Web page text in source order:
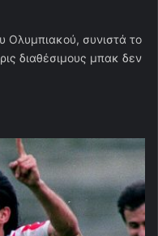
Ολυμπιακού, συνιστά το
διαθέσιμους μπακ δεν